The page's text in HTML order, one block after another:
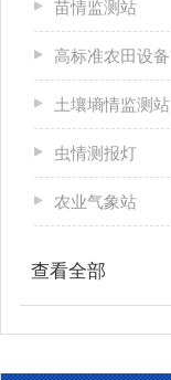
苗情监测站
高标准农田设备
土壤墒情监测站
虫情测报灯
农业气象站
查看全部